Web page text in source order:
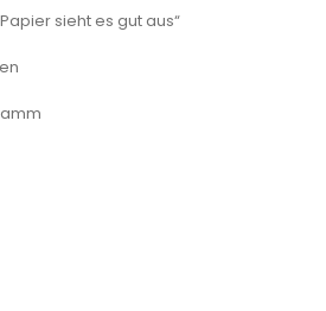
sieht es gut aus“